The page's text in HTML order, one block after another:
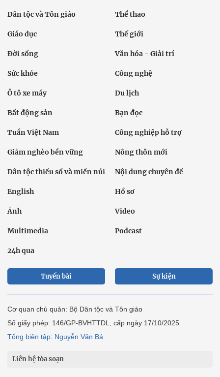
Dân tộc và Tôn giáo Thể thao
Giáo dục Thế giới
Đời sống Văn hóa - Giải trí
Sức khỏe Công nghệ
Ô tô xe máy Du lịch
Bất động sản Bạn đọc
Tuần Việt Nam Công nghiệp hỗ trợ
Giảm nghèo bền vững Nông thôn mới
Dân tộc thiểu số và miền núi Nội dung chuyên đề
English Hồ sơ
Ảnh Video
Multimedia Podcast
24h qua
Tuyến bài Sự kiện
Cơ quan chủ quản: Bộ Dân tộc và Tôn giáo
Số giấy phép: 146/GP-BVHTTDL, cấp ngày 17/10/2025
Tổng biên tập: Nguyễn Văn Bá
Liên hệ tòa soạn